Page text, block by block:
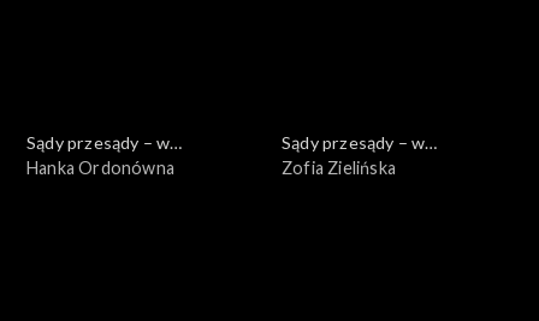
Sądy przesądy – w
powiększeniu
Hanka Ordonówna
Sądy przesądy – w
powiększeniu
Zofia Zielińska